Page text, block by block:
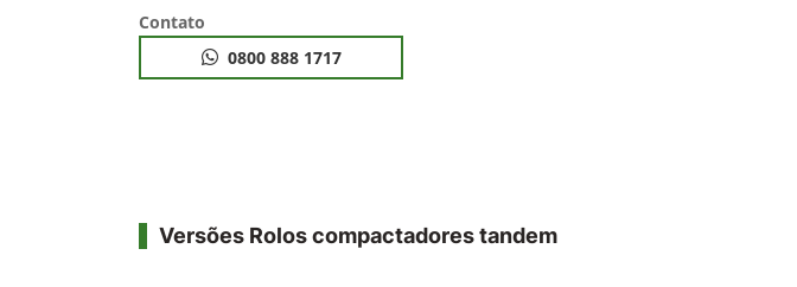
Contato
0800 888 1717
Versões Rolos compactadores tandem